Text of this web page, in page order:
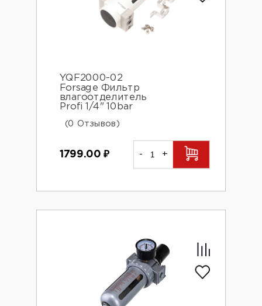
YQF2000-02
Forsage Фильтр
влагоотделитель
Profi 1/4" 10bar
(0 Отзывов)
1799.00₽ - +